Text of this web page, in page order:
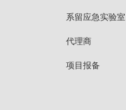
系留应急实验室
代理商
项目报备